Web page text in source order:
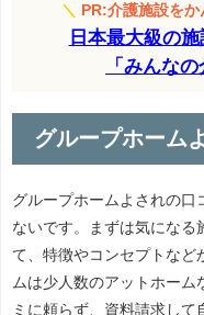
＼ PR:介護施設をか
日本最大級の
「みんな
グループホーム
グループホームよされの口
ないです。まずは気になる
て、特徴やコンセプトなど
ムは少人数のアットホーム
ミに頼らず、資料請求して